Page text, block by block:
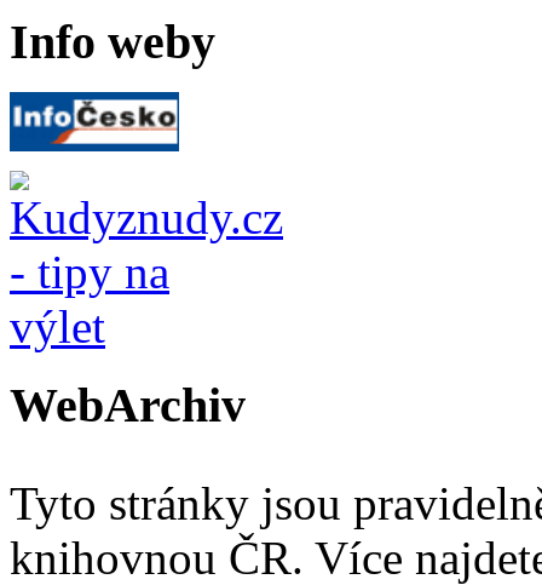
Info weby
WebArchiv
Tyto stránky jsou
knihovnou ČR. Více